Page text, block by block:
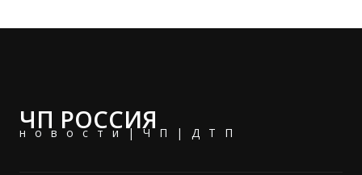
ЧП РОССИЯ
новости|ЧП|ДТП